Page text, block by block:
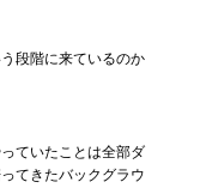
段階に来ているのか
ていたことは全部ダ
てきたバックグラウ